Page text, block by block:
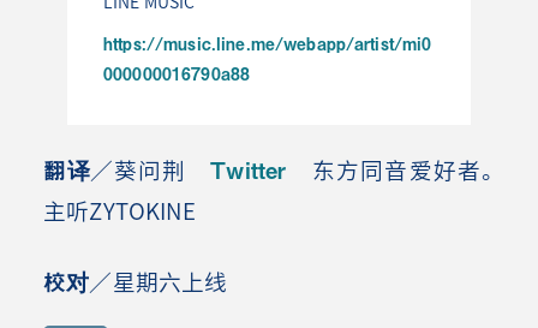
https://music.line.me/webapp/artist/mi0
000000016790a88
翻译／葵问荆Twitter 东方同音爱好者。
主听ZYTOKINE
校对／星期六上线